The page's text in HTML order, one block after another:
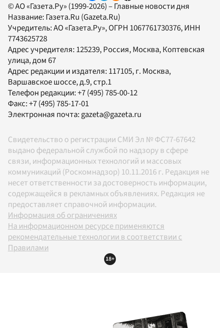
© АО «Газета.Ру» (1999-2026) – Главные новости дня
Название: Газета.Ru (Gazeta.Ru)
Учредитель:АО «Газета.Ру», ОГРН 1067761730376, ИНН
7743625728
Адрес учредителя: 125239, Россия, Москва, Коптевская
улица, дом 67
Адрес редакции и издателя: 117105, г. Москва,
Варшавское шоссе, д.9, стр.1
Телефон редакции:+7 (495) 785-00-12
Факс:+7 (495) 785-17-01
Электронная почта:gazeta@gazeta.ru
Свидетельство о регистрации СМИ Эл № ФС77-67642
выдано федеральной службой по надзору в сфере
связи, информационных технологий и массовых
коммуникаций (Роскомнадзор) 10.11.2016 г. Редакция не
несет ответственности за достоверность информации,
содержащейся в рекламных объявлениях. Редакция не
предоставляет справочной информации.
Информация об ограничениях
На информационном ресурсе применяются
рекомендательные технологии в соответствии с
Правилами
18+